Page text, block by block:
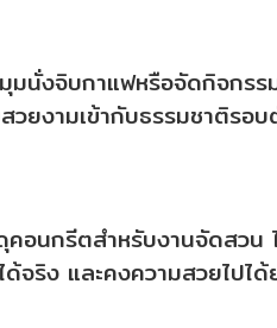
มนั่งจิบกาแฟหรือจัดกิจกร
วยงามเข้ากับธรรมชาติรอบ
อนกรีตสำหรับงานจัดสวน
ริง และคงความสวยไปได้